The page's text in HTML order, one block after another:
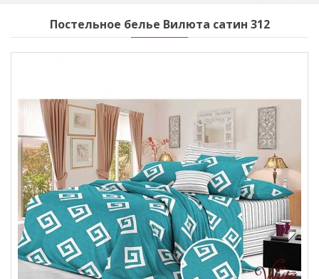
Постельное белье Вилюта сатин 312